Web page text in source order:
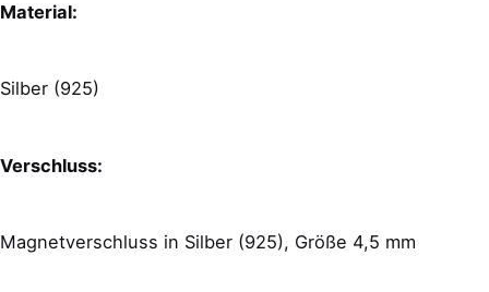
Material:
Silber (925)
Verschluss:
Magnetverschluss in Silber (925), Größe 4,5 mm